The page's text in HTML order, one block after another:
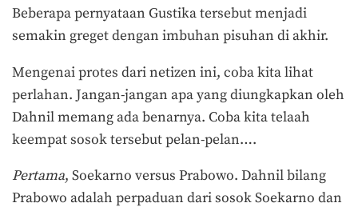
Beberapa pernyataan Gustika tersebut menjadi
semakin greget dengan imbuhan pisuhan di akhir.
Mengenai protes dari netizen ini, coba kita lihat
perlahan. Jangan-jangan apa yang diungkapkan oleh
Dahnil memang ada benarnya. Coba kita telaah
keempat sosok tersebut pelan-pelan….
Pertama, Soekarno versus Prabowo. Dahnil bilang
Prabowo adalah perpaduan dari sosok Soekarno dan